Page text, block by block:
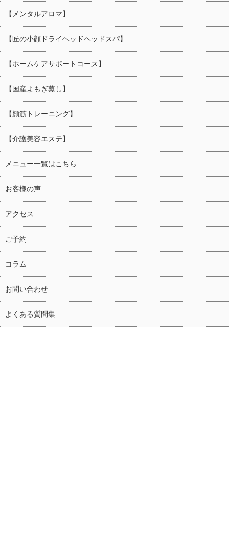
【メンタルアロマ】
【匠の小顔ドライヘッドヘッドスパ】
【ホームケアサポートコース】
【国産よもぎ蒸し】
【顔筋トレーニング】
【介護美容エステ】
メニュー一覧はこちら
お客様の声
アクセス
ご予約
コラム
お問い合わせ
よくある質問集